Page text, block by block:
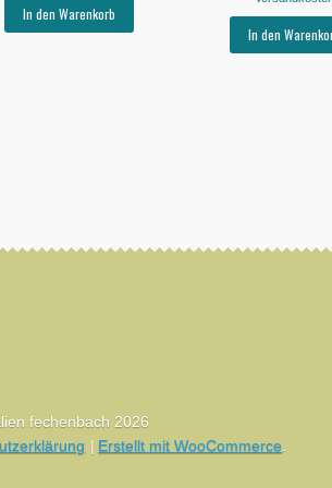
In den Warenkorb
In den
fechenbach 2026
Erstellt mit WooCommerce